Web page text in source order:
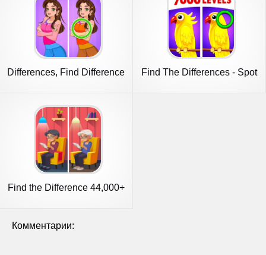
Differences, Find Difference
Find The Differences - Spot
Find the Difference 44,000+
Комментарии: